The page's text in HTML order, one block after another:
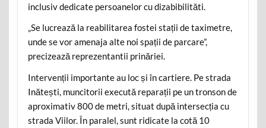
inclusiv dedicate persoanelor cu dizabibilităti.
„Se lucrează la reabilitarea fostei stații de taximetre,
unde se vor amenaja alte noi spații de parcare”,
precizează reprezentantii prinăriei.
Intervenții importante au loc și în cartiere. Pe strada
Inătești, muncitorii execută reparații pe un tronson de
aproximativ 800 de metri, situat după intersecția cu
strada Viilor. În paralel, sunt ridicate la cotă 10